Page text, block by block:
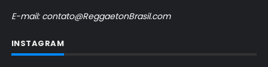
E-mail: contato@ReggaetonBrasil.com
INSTAGRAM